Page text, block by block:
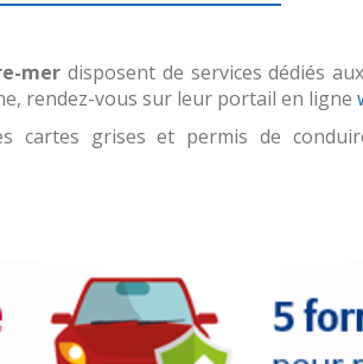
merdisposent de services dédiés
rendez-vous sur leur portail en ligne
cartes grises et permis de